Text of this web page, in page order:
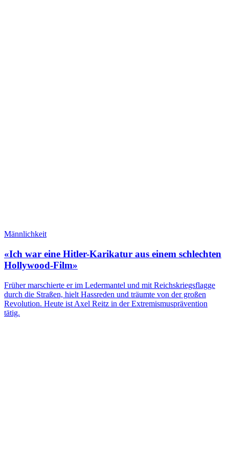
Männlichkeit
«Ich war eine Hitler-Karikatur aus einem schlechten
Hollywood-Film»
Früher marschierte er im Ledermantel und mit Reichskriegsflagge
durch die Straßen, hielt Hassreden und träumte von der großen
Revolution. Heute ist Axel Reitz in der Extremismusprävention
tätig.